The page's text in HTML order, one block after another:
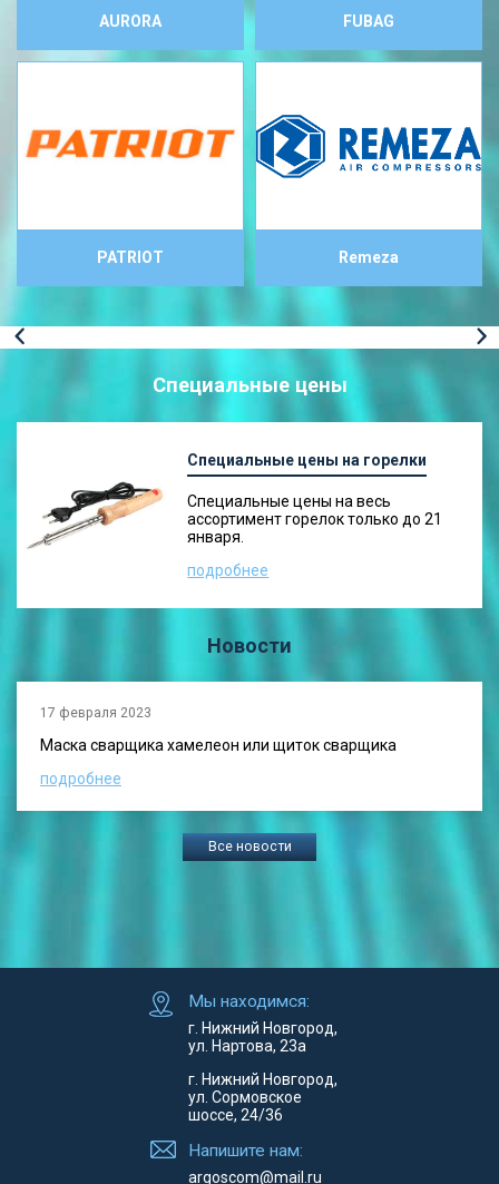
AURORA FUBAG
PATRIOT Remeza
Специальные цены
Специальные цены на горелки
Специальные цены на весь
ассортимент горелок только до 21
января.
подробнее
Новости
17 февраля 2023
Маска сварщика хамелеон или щиток сварщика
подробнее
Все новости
Мы находимся:
г. Нижний Новгород,
ул. Нартова, 23а
г. Нижний Новгород,
ул. Сормовское
шоссе, 24/36
Напишите нам:
argoscom@mail.ru